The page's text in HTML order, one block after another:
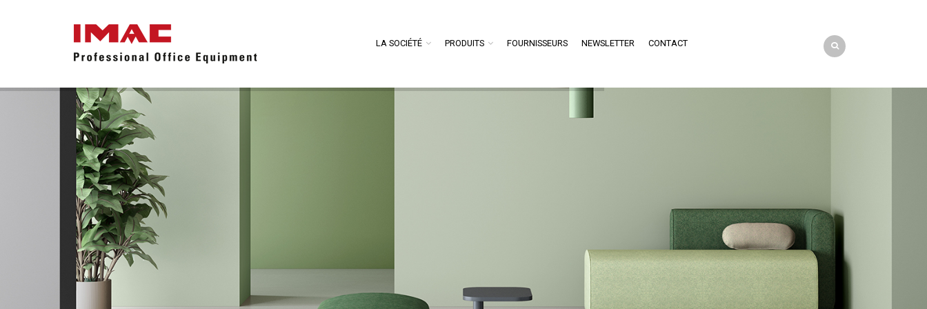
LA SOCIÉTÉ PRODUITS FOURNISSEURS NEWSLETTER CONTACT